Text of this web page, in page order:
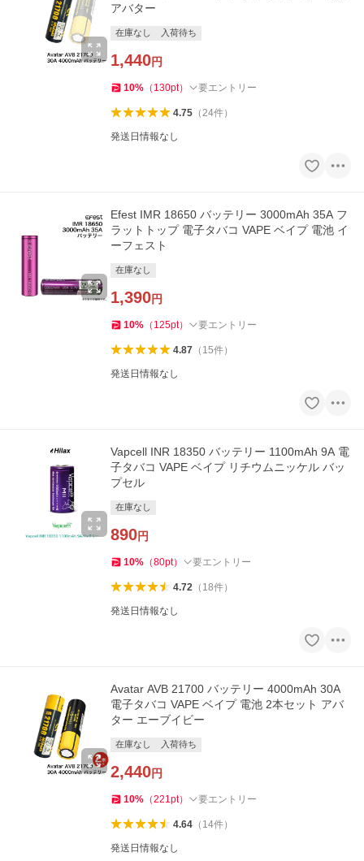
アバター
在庫なし 入荷待ち
1,440円
10% （ 130pt） 要エントリー
4.75（24件）
発送日情報なし
Efest IMR 18650 バッテリー 3000mAh 35A フ
ラットトップ 電子タバコ VAPE ベイプ 電池 イ
ーフェスト
在庫なし
1,390円
10% （ 125pt） 要エントリー
4.87（ 15件）
発送日情報なし
Vapcell INR 18350 バッテリー 1100mAh 9A 電
子タバコ VAPE ベイプ リチウムニッケル バッ
プセル
在庫なし
890円
10% （80pt） 要エントリー
4.72（ 18件）
発送日情報なし
Avatar AVB 21700 バッテリー 4000mAh 30A
電子タバコ VAPE ベイプ 電池 2本セット アバ
ター エーブイビー
在庫なし 入荷待ち
2,440円
10% （221pt） 要エントリー
4.64（ 14件）
発送日情報なし